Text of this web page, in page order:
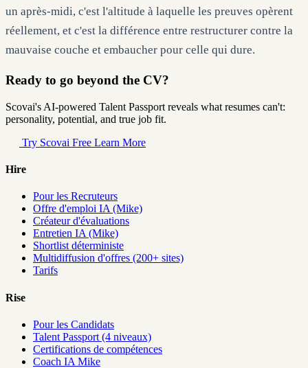
un après-midi, c'est l'altitude à laquelle les preuves opèrent
réellement, et c'est la différence entre restructurer contre la
mauvaise couche et embaucher pour celle qui dure.
Ready to go beyond the CV?
Scovai's AI-powered Talent Passport reveals what resumes can't:
personality, potential, and true job fit.
Try Scovai Free Learn More
Hire
Pour les Recruteurs
Offre d'emploi IA (Mike)
Créateur d'évaluations
Entretien IA (Mike)
Shortlist déterministe
Multidiffusion d'offres (200+ sites)
Tarifs
Rise
Pour les Candidats
Talent Passport (4 niveaux)
Certifications de compétences
Coach IA Mike